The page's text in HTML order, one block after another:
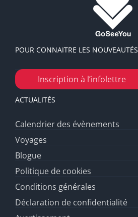
POUR CONNAITRE LES NOUVEAUTÉS
Inscription à l’infolettre
ACTUALITÉS
Calendrier des évènements
Voyages
Blogue
Politique de cookies
Conditions générales
Déclaration de confidentialité